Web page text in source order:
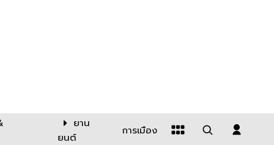
ยาน
ยนต์
การเมือง